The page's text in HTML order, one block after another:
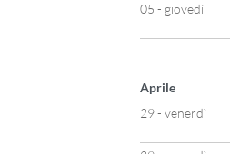
05 - giovedì
Aprile
29 - venerdì